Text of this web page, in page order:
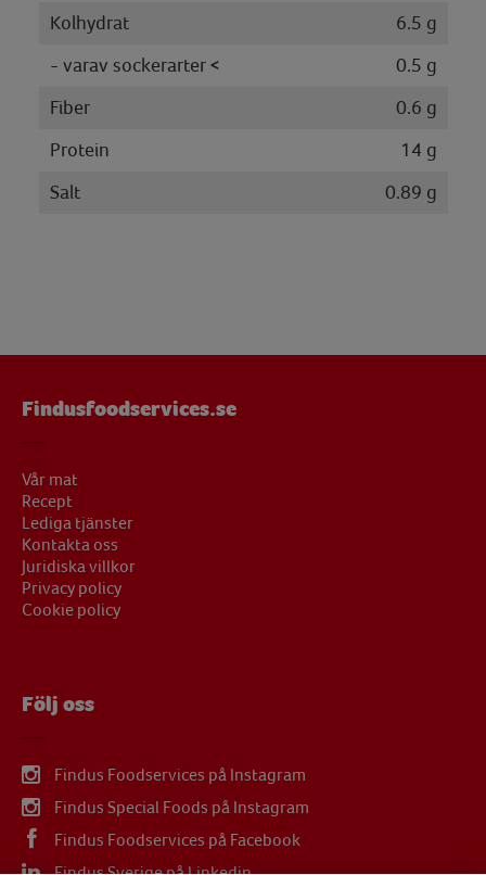
Kolhydrat
6.5 g
- varav sockerarter <
0.5 g
Fiber
0.6 g
Protein
14 g
Salt
0.89 g
Findusfoodservices.se
Vår mat
Recept
Lediga tjänster
Kontakta oss
Juridiska villkor
Privacy policy
Cookie policy
Följ oss
Findus Foodservices på Instagram
Findus Special Foods på Instagram
Findus Foodservices på Facebook